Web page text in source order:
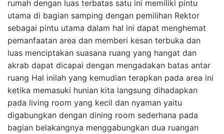
rumah dengan luas terbatas satu ini memiliki pintu
utama di bagian samping dengan pemilihan Rektor
sebagai pintu utama dalam hal ini dapat menghemat
pemanfaatan area dan memberi kesan terbuka dan
luas menciptakan suasana ruang yang hangat dan
akrab dapat dicapai dengan mengadakan batas antar
ruang Hal inilah yang kemudian terapkan pada area ini
ketika memasuki hunian kita langsung dihadapkan
pada living room yang kecil dan nyaman yaitu
digabungkan dengan dining room sederhana pada
bagian belakangnya menggabungkan dua ruangan